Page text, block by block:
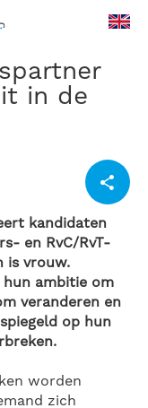
in de
kandidaten
en RvC/RvT-
is vrouw.
ambitie om
veranderen en
op hun
worden
zich